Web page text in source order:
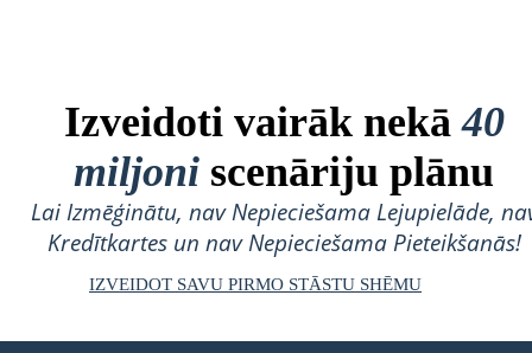
Izveidoti vairāk nekā40
miljoni scenāriju plānu
Lai Izmēģinātu, nav Nepieciešama Lejupielāde,
Kredītkartes un nav Nepieciešama Pieteikšanās!
IZVEIDOT SAVU PIRMO STĀSTU SHĒMU